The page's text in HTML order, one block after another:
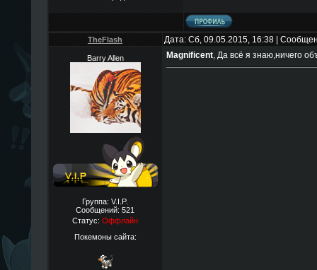
TheFlаsh Дата: Сб, 09.05.2015, 16:38 |
Barry Allen
Группа: V.I.P.
Сообщений: 521
Статус: Оффлайн
Покемоны сайта:
Magnificent, Да всё я знаю,ничего